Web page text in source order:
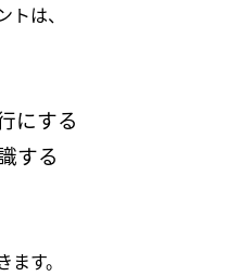
は、
にする
する
す。